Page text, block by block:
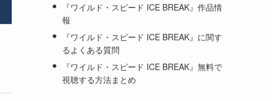
無料トライアル期間
『ワイルド・スピード ICE BREAK』作品情
報
『ワイルド・スピード ICE BREAK』に関す
るよくある質問
『ワイルド・スピード ICE BREAK』無料で
視聴する方法まとめ